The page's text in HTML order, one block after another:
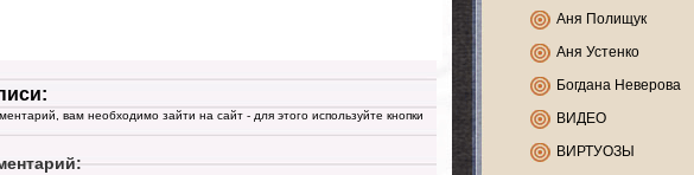
вам необходимо зайти на сайт - для этого используйте кнопки
Аня Полищук
Аня Устенко
Богдана Неверова
ВИДЕО
ВИРТУОЗЫ